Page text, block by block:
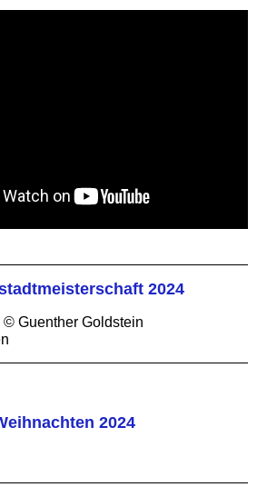
2024
Guenther Goldstein
2024